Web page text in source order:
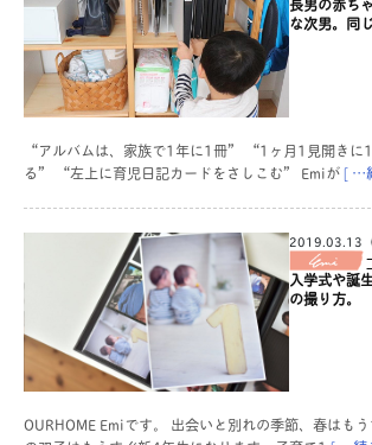
な次男。同
“アルバムは、家族で1年に1冊” “1ヶ月1見開きに
る” “左上に育児日記カードをさしこむ” Emiが[ …
2019.03.13（
入学式や誕
の撮り方。
OURHOME Emiです。 出会いと別れの季節、春はも